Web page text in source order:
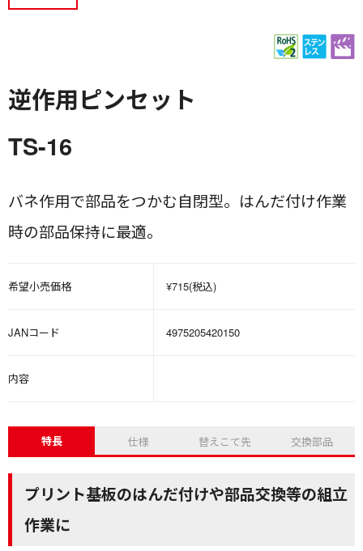
逆作用ピンセット
TS-16
バネ作用で部品をつかむ自閉型。はんだ付け作業
時の部品保持に最適。
希望小売価格 ¥715(税込)
JANコード 4975205420150
内容
特長 仕様 替えこて先 交換部品
プリント基板のはんだ付けや部品交換等の組立
作業に